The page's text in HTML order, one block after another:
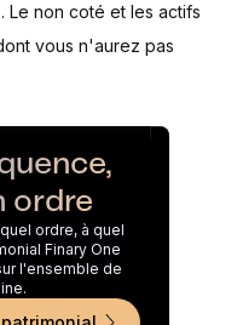
Le non coté et les actifs
vous n'aurez pas
ordre
ordre, à quel
Finary One
l'ensemble de